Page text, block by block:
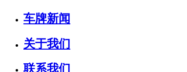
车牌新闻
关于我们
联系我们